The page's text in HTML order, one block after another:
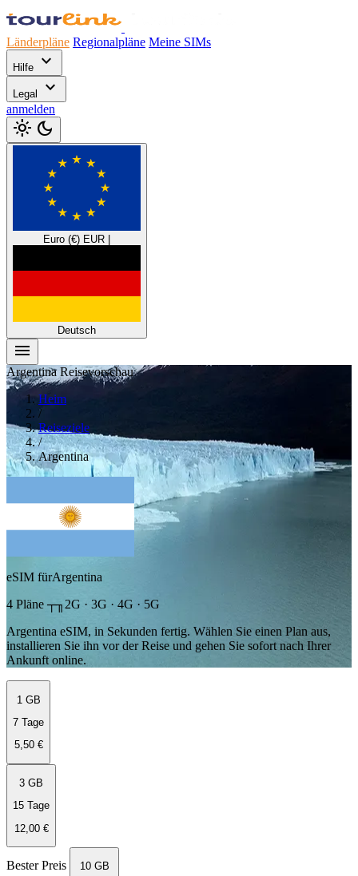
Länderpläne Regionalpläne Meine SIMs
Hilfe expand_more
Legal expand_more
anmelden
light_mode dark_mode
Euro (€) EUR
Deutsch
menu
Argentina Reisevorschau
Heim
/
Reiseziele
/
Argentina
eSIM fürArgentina
4 Pläne ┬╖2G · 3G · 4G · 5G
Argentina eSIM, in Sekunden fertig. Wählen Sie einen Plan aus,
installieren Sie ihn vor der Reise und gehen Sie sofort nach Ihrer
Ankunft online.
1 GB
7 Tage
5,50 €
3 GB
15 Tage
12,00 €
Bester Preis
10 GB